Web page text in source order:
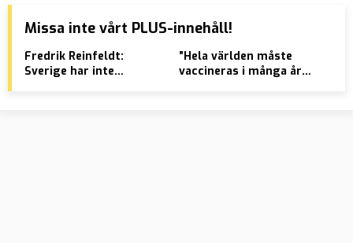
Missa inte vårt PLUS-innehåll!
Fredrik Reinfeldt:
Sverige har inte
”Hela världen måste
vaccineras i många år